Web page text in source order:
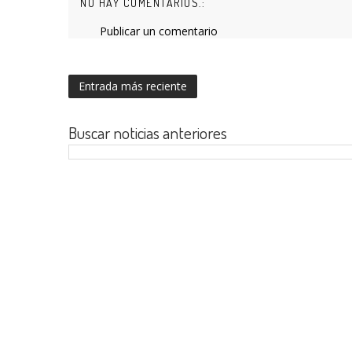
NO HAY COMENTARIOS.:
Publicar un comentario
Entrada más reciente
Buscar noticias anteriores